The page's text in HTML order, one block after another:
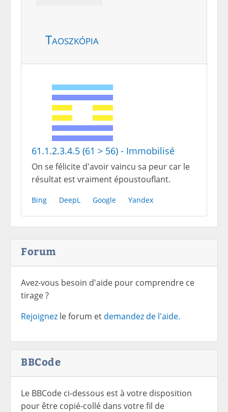
Taoszkópia
61.1.2.3.4.5 (61 > 56) - Immobilisé
On se félicite d'avoir vaincu sa peur car le
résultat est vraiment époustouflant.
Bing DeepL Google Yandex
Forum
Avez-vous besoin d'aide pour comprendre ce
tirage ?
Rejoignez le forum et demandez de l'aide.
BBCode
Le BBCode ci-dessous est à votre disposition
pour être copié-collé dans votre fil de